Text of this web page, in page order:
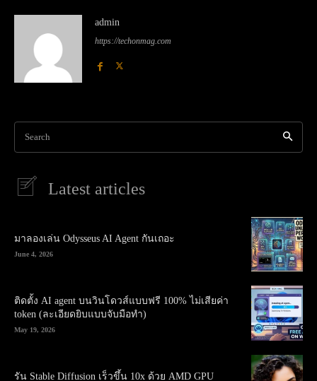
admin
https://techonmag.com
Search
Latest articles
มาลองเล่น Odysseus AI Agent กันเถอะ
June 4, 2026
ติดตั้ง AI agent บนวินโดวส์แบบฟรี 100% ไม่เสียค่า
token (ละเอียดยิบแบบจับมือทำ)
May 19, 2026
รัน Stable Diffusion เร็วขึ้น 10x ด้วย AMD GPU